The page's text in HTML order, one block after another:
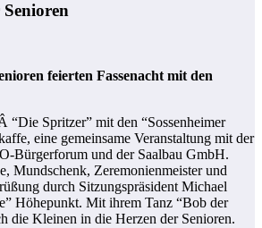
feierten Fassenacht mit den
“Die Spritzer” mit den “Sossenheimer
eine gemeinsame Veranstaltung mit der
Bürgerforum und der Saalbau GmbH.
Mundschenk, Zeremonienmeister und
durch Sitzungspräsident Michael
Höhepunkt. Mit ihrem Tanz “Bob der
die Kleinen in die Herzen der Senioren.